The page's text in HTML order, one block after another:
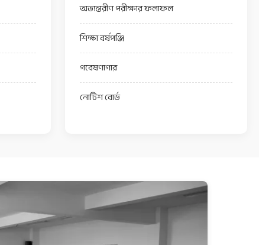
অভ্যন্তরীণ পরীক্ষার ফলাফল
শিক্ষা বর্ষপঞ্জি
গবেষণাগার
নোটিশ বোর্ড